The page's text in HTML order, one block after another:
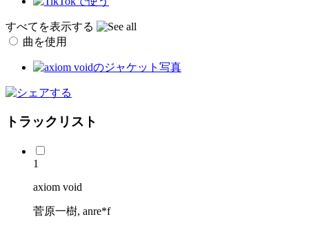
すべてを表示する
曲を使用
トラックリスト
1
axiom void
菅原一樹, anre*f